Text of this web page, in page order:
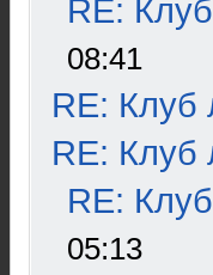
RE:
08:41
RE: Клуб
RE: Клуб
RE:
05:13